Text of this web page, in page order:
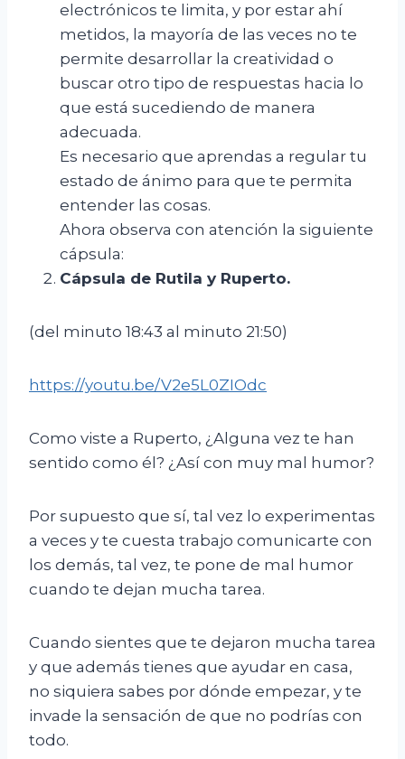
electrónicos te limita, y por estar ahí
metidos, la mayoría de las veces no te
permite desarrollar la creatividad o
buscar otro tipo de respuestas hacia lo
que está sucediendo de manera
adecuada.
Es necesario que aprendas a regular tu
estado de ánimo para que te permita
entender las cosas.
Ahora observa con atención la siguiente
cápsula:
Cápsula de Rutila y Ruperto.
(del minuto 18:43 al minuto 21:50)
https://youtu.be/V2e5L0ZIOdc
Como viste a Ruperto, ¿Alguna vez te han
sentido como él? ¿Así con muy mal humor?
Por supuesto que sí, tal vez lo experimentas
a veces y te cuesta trabajo comunicarte con
los demás, tal vez, te pone de mal humor
cuando te dejan mucha tarea.
Cuando sientes que te dejaron mucha tarea
y que además tienes que ayudar en casa,
no siquiera sabes por dónde empezar, y te
invade la sensación de que no podrías con
todo.